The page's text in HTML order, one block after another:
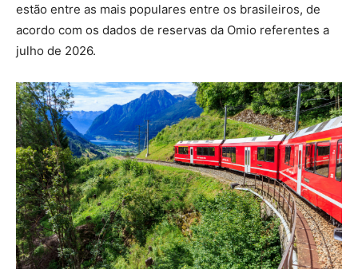
estão entre as mais populares entre os brasileiros, de
acordo com os dados de reservas da Omio referentes a
julho de 2026.